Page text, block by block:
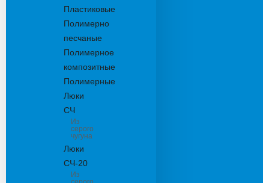
Пластиковые
Полимерно
песчаные
Полимерное
композитные
Полимерные
Люки
СЧ
Из
серого
чугуна
Люки
СЧ-20
Из